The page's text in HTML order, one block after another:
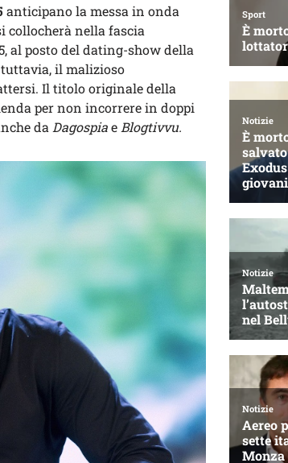
anticipano la messa in onda
collocherà nella fascia
al posto del dating-show della
tuttavia, il malizioso
Il titolo originale della
per non incorrere in doppi
da Dagospiae Blogtivvu.